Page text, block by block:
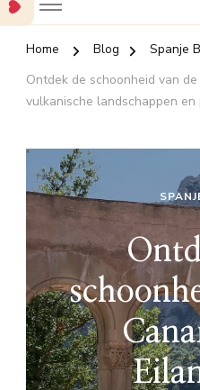
Home Blog
Spanje
Ontdek de schoonheid van
vulkanische landschappen